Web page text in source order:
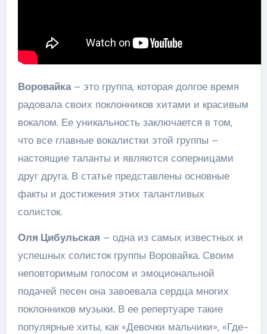
Воровайка– это группа, которая долгое время
радовала своих поклонников хитами и красивым
вокалом. Ее уникальность заключается в том,
что все главные вокалистки этой группы –
настоящие таланты и являются соперницами
друг друга. В статье представлены основные
факты и достижения этих талантливых
солисток.
Оля Цибульская – одна из самых известных и
успешных солисток группы Воровайка. Своим
неповторимым голосом и эмоциональной
подачей песен она завоевала сердца многих
поклонников музыки. В ее репертуаре такие
популярные хиты, как «Девочки мальчики», «Где-